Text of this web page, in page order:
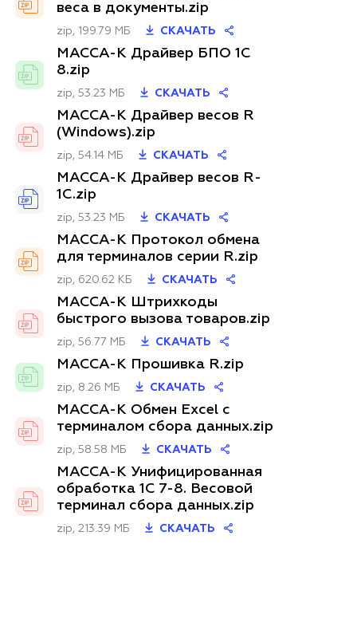
веса в документы.zip
zip, 199.79 МБ СКАЧАТЬ
МАССА-К Драйвер БПО 1С
8.zip
zip, 53.23 МБ СКАЧАТЬ
МАССА-К Драйвер весов R
(Windows).zip
zip, 54.14 МБ СКАЧАТЬ
МАССА-К Драйвер весов R-
1C.zip
zip, 53.23 МБ СКАЧАТЬ
МАССА-К Протокол обмена
для терминалов серии R.zip
zip, 620.62 КБ СКАЧАТЬ
МАССА-К Штрихкоды
быстрого вызова товаров.zip
zip, 56.77 МБ СКАЧАТЬ
МАССА-К Прошивка R.zip
zip, 8.26 МБ СКАЧАТЬ
МАССА-К Обмен Excel с
терминалом сбора данных.zip
zip, 58.58 МБ СКАЧАТЬ
МАССА-К Унифицированная
обработка 1С 7-8. Весовой
терминал сбора данных.zip
zip, 213.39 МБ СКАЧАТЬ